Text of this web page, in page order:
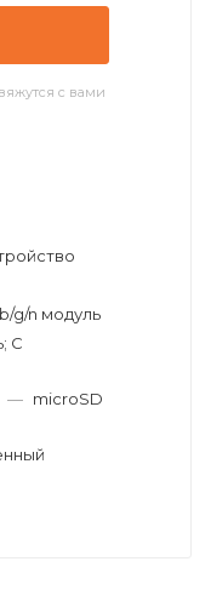
с вами
g/n модуль
С
— microSD